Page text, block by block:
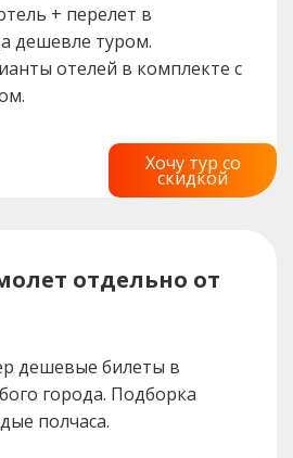
+ перелет в
дешевле туром.
отелей в комплекте с
Хочу тур со
скидкой
отдельно от
дешевые билеты в
города. Подборка
полчаса.